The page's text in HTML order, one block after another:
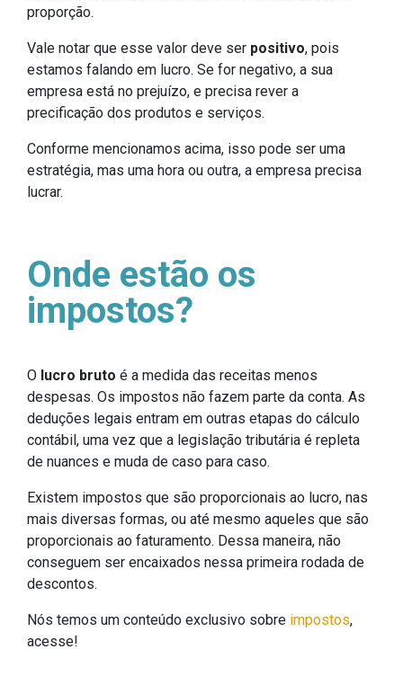
proporção.
Vale notar que esse valor deve ser positivo, pois
estamos falando em lucro. Se for negativo, a sua
empresa está no prejuízo, e precisa rever a
precificação dos produtos e serviços.
Conforme mencionamos acima, isso pode ser uma
estratégia, mas uma hora ou outra, a empresa precisa
lucrar.
Onde estão os
impostos?
O lucro bruto é a medida das receitas menos
despesas. Os impostos não fazem parte da conta. As
deduções legais entram em outras etapas do cálculo
contábil, uma vez que a legislação tributária é repleta
de nuances e muda de caso para caso.
Existem impostos que são proporcionais ao lucro, nas
mais diversas formas, ou até mesmo aqueles que são
proporcionais ao faturamento. Dessa maneira, não
conseguem ser encaixados nessa primeira rodada de
descontos.
Nós temos um conteúdo exclusivo sobre impostos,
acesse!